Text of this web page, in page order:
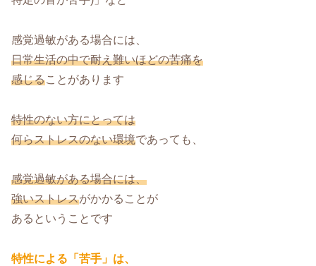
感覚過敏がある場合には、
日常生活の中で耐え難いほどの苦痛を
感じることがあります
特性のない方にとっては
何らストレスのない環境であっても、
感覚過敏がある場合には、
強いストレスがかかることが
あるということです
特性による「苦手」は、